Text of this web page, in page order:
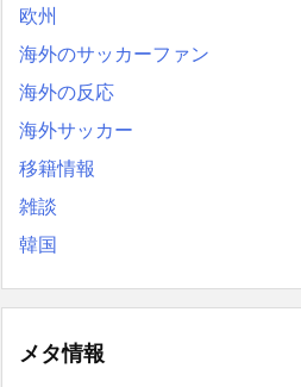
欧州
海外のサッカーファン
海外の反応
海外サッカー
移籍情報
雑談
韓国
メタ情報